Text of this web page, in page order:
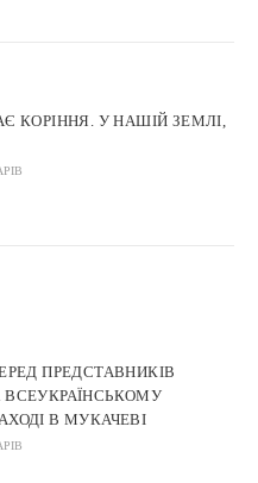
КОРІННЯ. У НАШІЙ ЗЕМЛІ,
ПРЕДСТАВНИКІВ
В МУКАЧЕВІ